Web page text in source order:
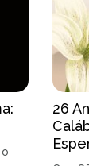
26